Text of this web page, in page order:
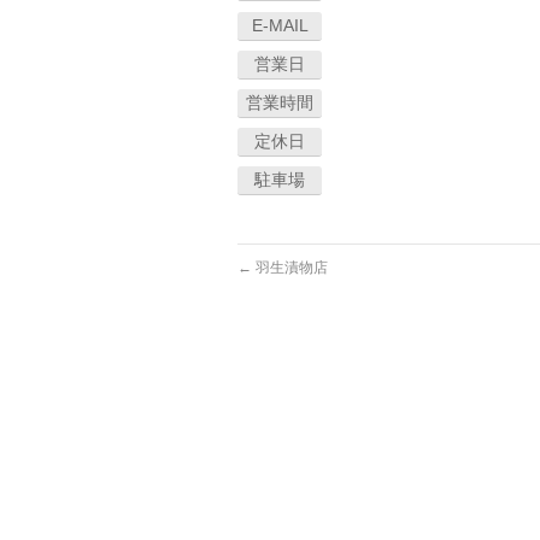
E-MAIL
営業日
営業時間
定休日
駐車場
← 羽生漬物店